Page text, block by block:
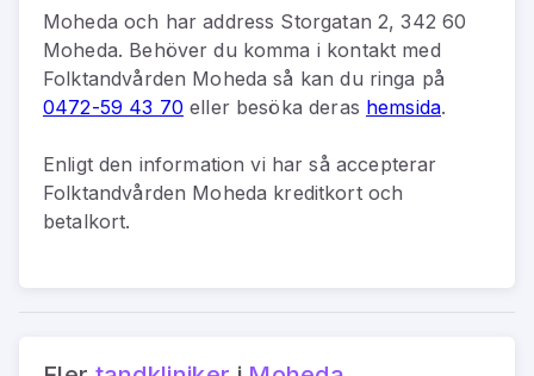
Moheda och har address Storgatan 2, 342 60
Moheda. Behöver du komma i kontakt med
Folktandvården Moheda så kan du ringa på
0472-59 43 70 eller besöka deras hemsida.
Enligt den information vi har så accepterar
Folktandvården Moheda kreditkort och
betalkort.